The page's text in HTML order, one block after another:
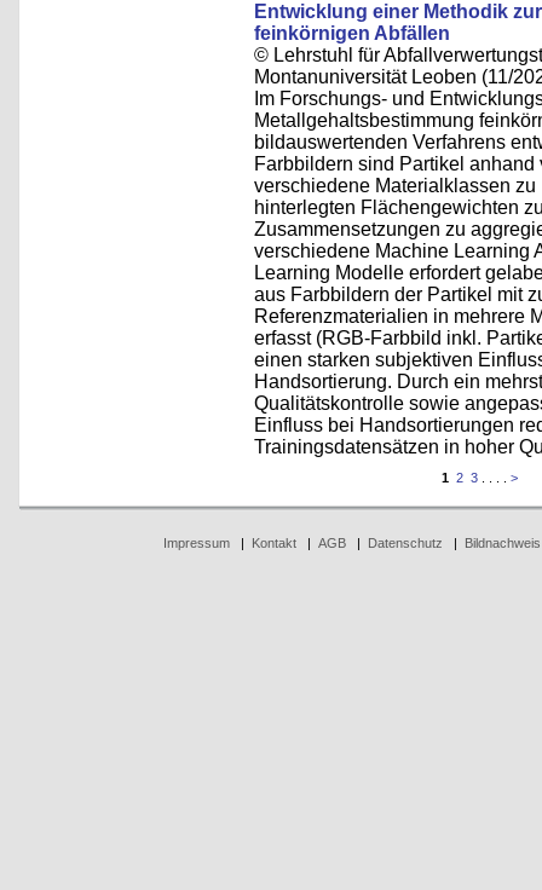
Entwicklung einer Methodik
feinkörnigen Abfällen
© Lehrstuhl für
Montanuniversität Leoben (11/
Im Forschungs- und
Metallgehaltsbestimmung
bildauswertenden Verfahrens
Farbbildern sind Partikel
verschiedene Materialklassen
hinterlegten Flächengewichten
Zusammensetzungen zu
verschiedene Machine Learning
Learning Modelle erfordert
aus Farbbildern der Partikel mit
Referenzmaterialien in mehrere
erfasst (RGB-Farbbild inkl.
einen starken subjektiven
Handsortierung. Durch ein
Qualitätskontrolle sowie
Einfluss bei Handsortierungen
Trainingsdatensätzen in hoher
1 2 3 >
Impressum| Kontakt| AGB| Datenschutz | Bildnachweis